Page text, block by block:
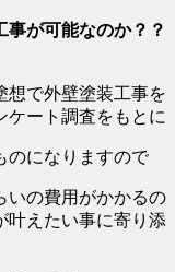
事が可能なのか？？
想で外壁塗装工事を
ケート調査をもとに
のになりますので
いの費用がかかるの
叶えたい事に寄り添